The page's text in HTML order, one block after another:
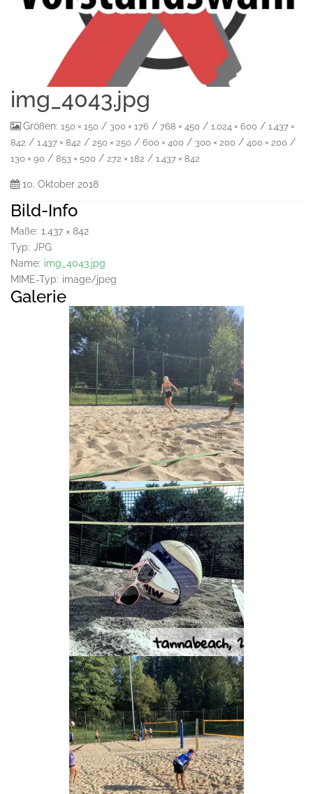
img_4043.jpg
Größen: 150 × 150 / 300 × 176 / 768 × 450 / 1.024 × 600 / 1.437 ×
842 / 1.437 × 842 / 250 × 250 / 600 × 400 / 300 × 200 / 400 × 200 /
130 × 90 / 853 × 500 / 272 × 182 / 1.437 × 842
10. Oktober 2018
Bild-Info
Maße: 1.437 × 842
Typ: JPG
Name: img_4043.jpg
MIME-Typ: image/jpeg
Galerie